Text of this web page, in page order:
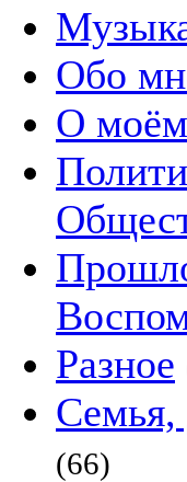
Обо
О моём
Разное
(66)